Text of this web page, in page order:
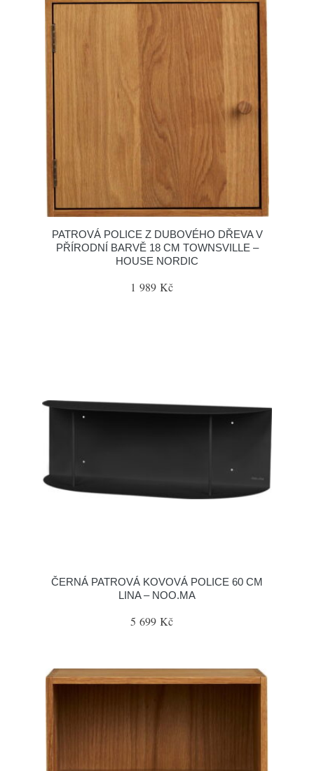
PATROVÁ POLICE Z DUBOVÉHO DŘEVA V
PŘÍRODNÍ BARVĚ 18 CM TOWNSVILLE –
HOUSE NORDIC
1 989 Kč
ČERNÁ PATROVÁ KOVOVÁ POLICE 60 CM
LINA – NOO.MA
5 699 Kč